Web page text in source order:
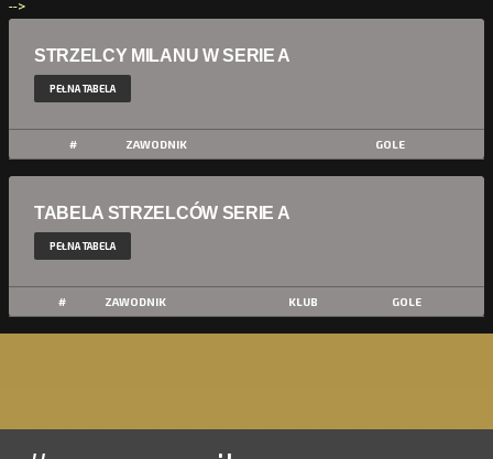
-->
STRZELCY MILANU W SERIE A
PEŁNA TABELA
# ZAWODNIK GOLE
TABELA STRZELCÓW SERIE A
PEŁNA TABELA
# ZAWODNIK KLUB GOLE